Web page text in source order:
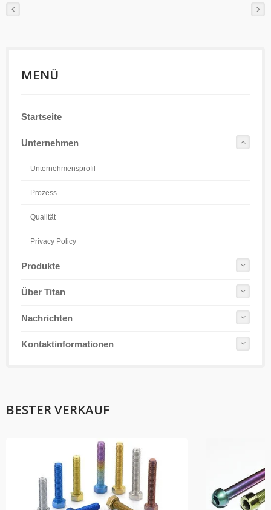
MENÜ
Startseite
Unternehmen
Unternehmensprofil
Prozess
Qualität
Privacy Policy
Produkte
Über Titan
Nachrichten
Kontaktinformationen
BESTER VERKAUF